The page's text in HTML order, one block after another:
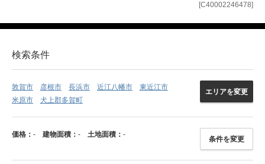
[C40002246478]
検索条件
敦賀市 彦根市 長浜市 近江八幡市
東近江市
米原市
犬上郡多賀町
エリアを変更
価格： - 建物面積： - 土地面積： -
条件を変更